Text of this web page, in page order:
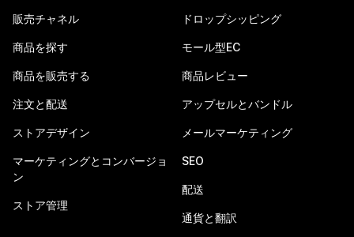
販売チャネル
商品を探す
商品を販売する
注文と配送
ストアデザイン
マーケティングとコンバージョ
ン
ストア管理
ドロップシッピング
モール型EC
商品レビュー
アップセルとバンドル
メールマーケティング
SEO
配送
通貨と翻訳